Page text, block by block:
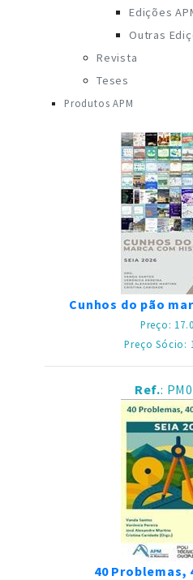
Edições
Outras
Revista
Teses
Produtos APM
Cunhos do pão
Preço:
Preço Sócio:
Ref.:
40 Problemas,